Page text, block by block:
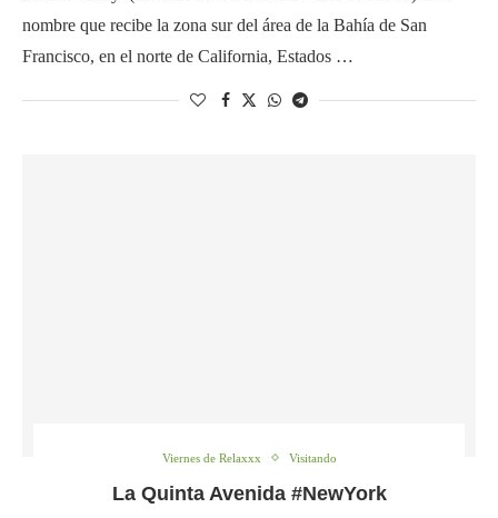
nombre que recibe la zona sur del área de la Bahía de San
Francisco, en el norte de California, Estados …
Viernes de Relaxxx Visitando
La Quinta Avenida #NewYork